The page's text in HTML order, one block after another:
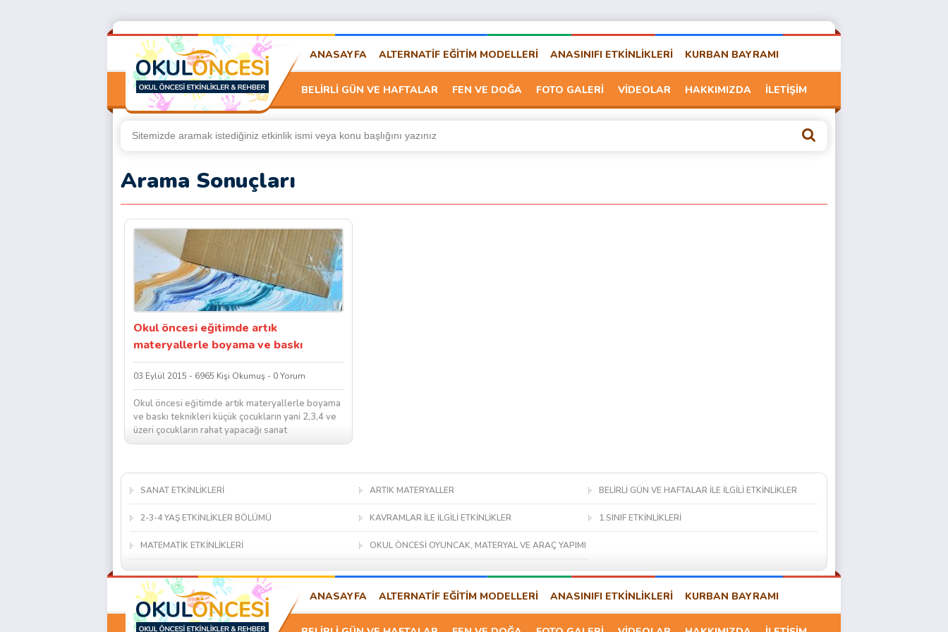
ANASAYFA ALTERNATİF EĞİTİM MODELLERİ ANASINIFI ETKİNLİKLERİ KURBAN BAYRAMI
BELİRLİ GÜN VE HAFTALAR FEN VE DOĞA FOTO GALERİ VİDEOLAR HAKKIMIZDA İLETİŞİM
Arama Sonuçları
Okul öncesi eğitimde artık
materyallerle boyama ve baskı
teknikleri
03 Eylül 2015 - 6965 Kişi Okumuş - 0 Yorum
Okul öncesi eğitimde artık materyallerle boyama
ve baskı teknikleri küçük çocukların yani 2,3,4 ve
üzeri çocukların rahat yapacağı sanat
çalışmalarının başında gelmelidir....
SANAT ETKİNLİKLERİ ARTIK MATERYALLER BELİRLİ GÜN VE HAFTALAR İLE İLGİLİ ETKİNLİKLER
2-3-4 YAŞ ETKİNLİKLER BÖLÜMÜ KAVRAMLAR İLE İLGİLİ ETKİNLİKLER 1.SINIF ETKİNLİKLERİ
MATEMATİK ETKİNLİKLERİ OKUL ÖNCESİ OYUNCAK, MATERYAL VE ARAÇ YAPIMI
ANASAYFA ALTERNATİF EĞİTİM MODELLERİ ANASINIFI ETKİNLİKLERİ KURBAN BAYRAMI